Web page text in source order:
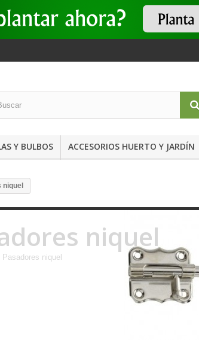
Y BULBOS ACCESORIOS HUERTO Y JARDÍN
niquel
niquel
niquel